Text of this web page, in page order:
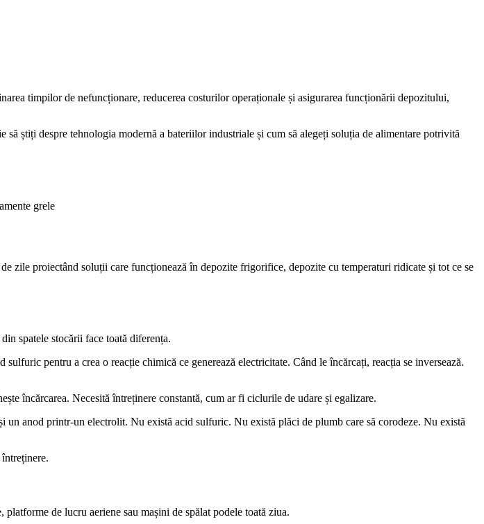
timpilor de nefuncționare, reducerea costurilor operaționale și asigurarea funcționării depozitului,
știți despre tehnologia modernă a bateriilor industriale și cum să alegeți soluția de alimentare potrivită
grele
zile proiectând soluții care funcționează în depozite frigorifice, depozite cu temperaturi ridicate și tot ce se
spatele stocării face toată diferența.
pentru a crea o reacție chimică ce generează electricitate. Când le încărcați, reacția se inversează.
încărcarea. Necesită întreținere constantă, cum ar fi ciclurile de udare și egalizare.
anod printr-un electrolit. Nu există acid sulfuric. Nu există plăci de plumb care să corodeze. Nu există
de lucru aeriene sau mașini de spălat podele toată ziua.